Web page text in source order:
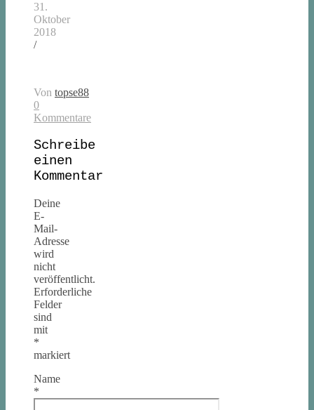
31.
Oktober
2018
/
Von topse88
0
Kommentare
Schreibe
einen
Kommentar
Deine
E-
Mail-
Adresse
wird
nicht
veröffentlicht.
Erforderliche
Felder
sind
mit
*
markiert
Name
*